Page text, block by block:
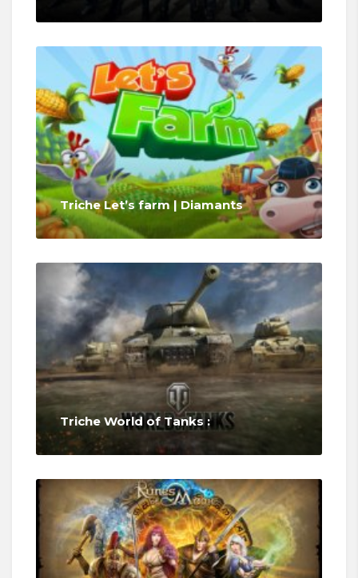
Triche Let’s farm | Diamants
Triche World of Tanks :